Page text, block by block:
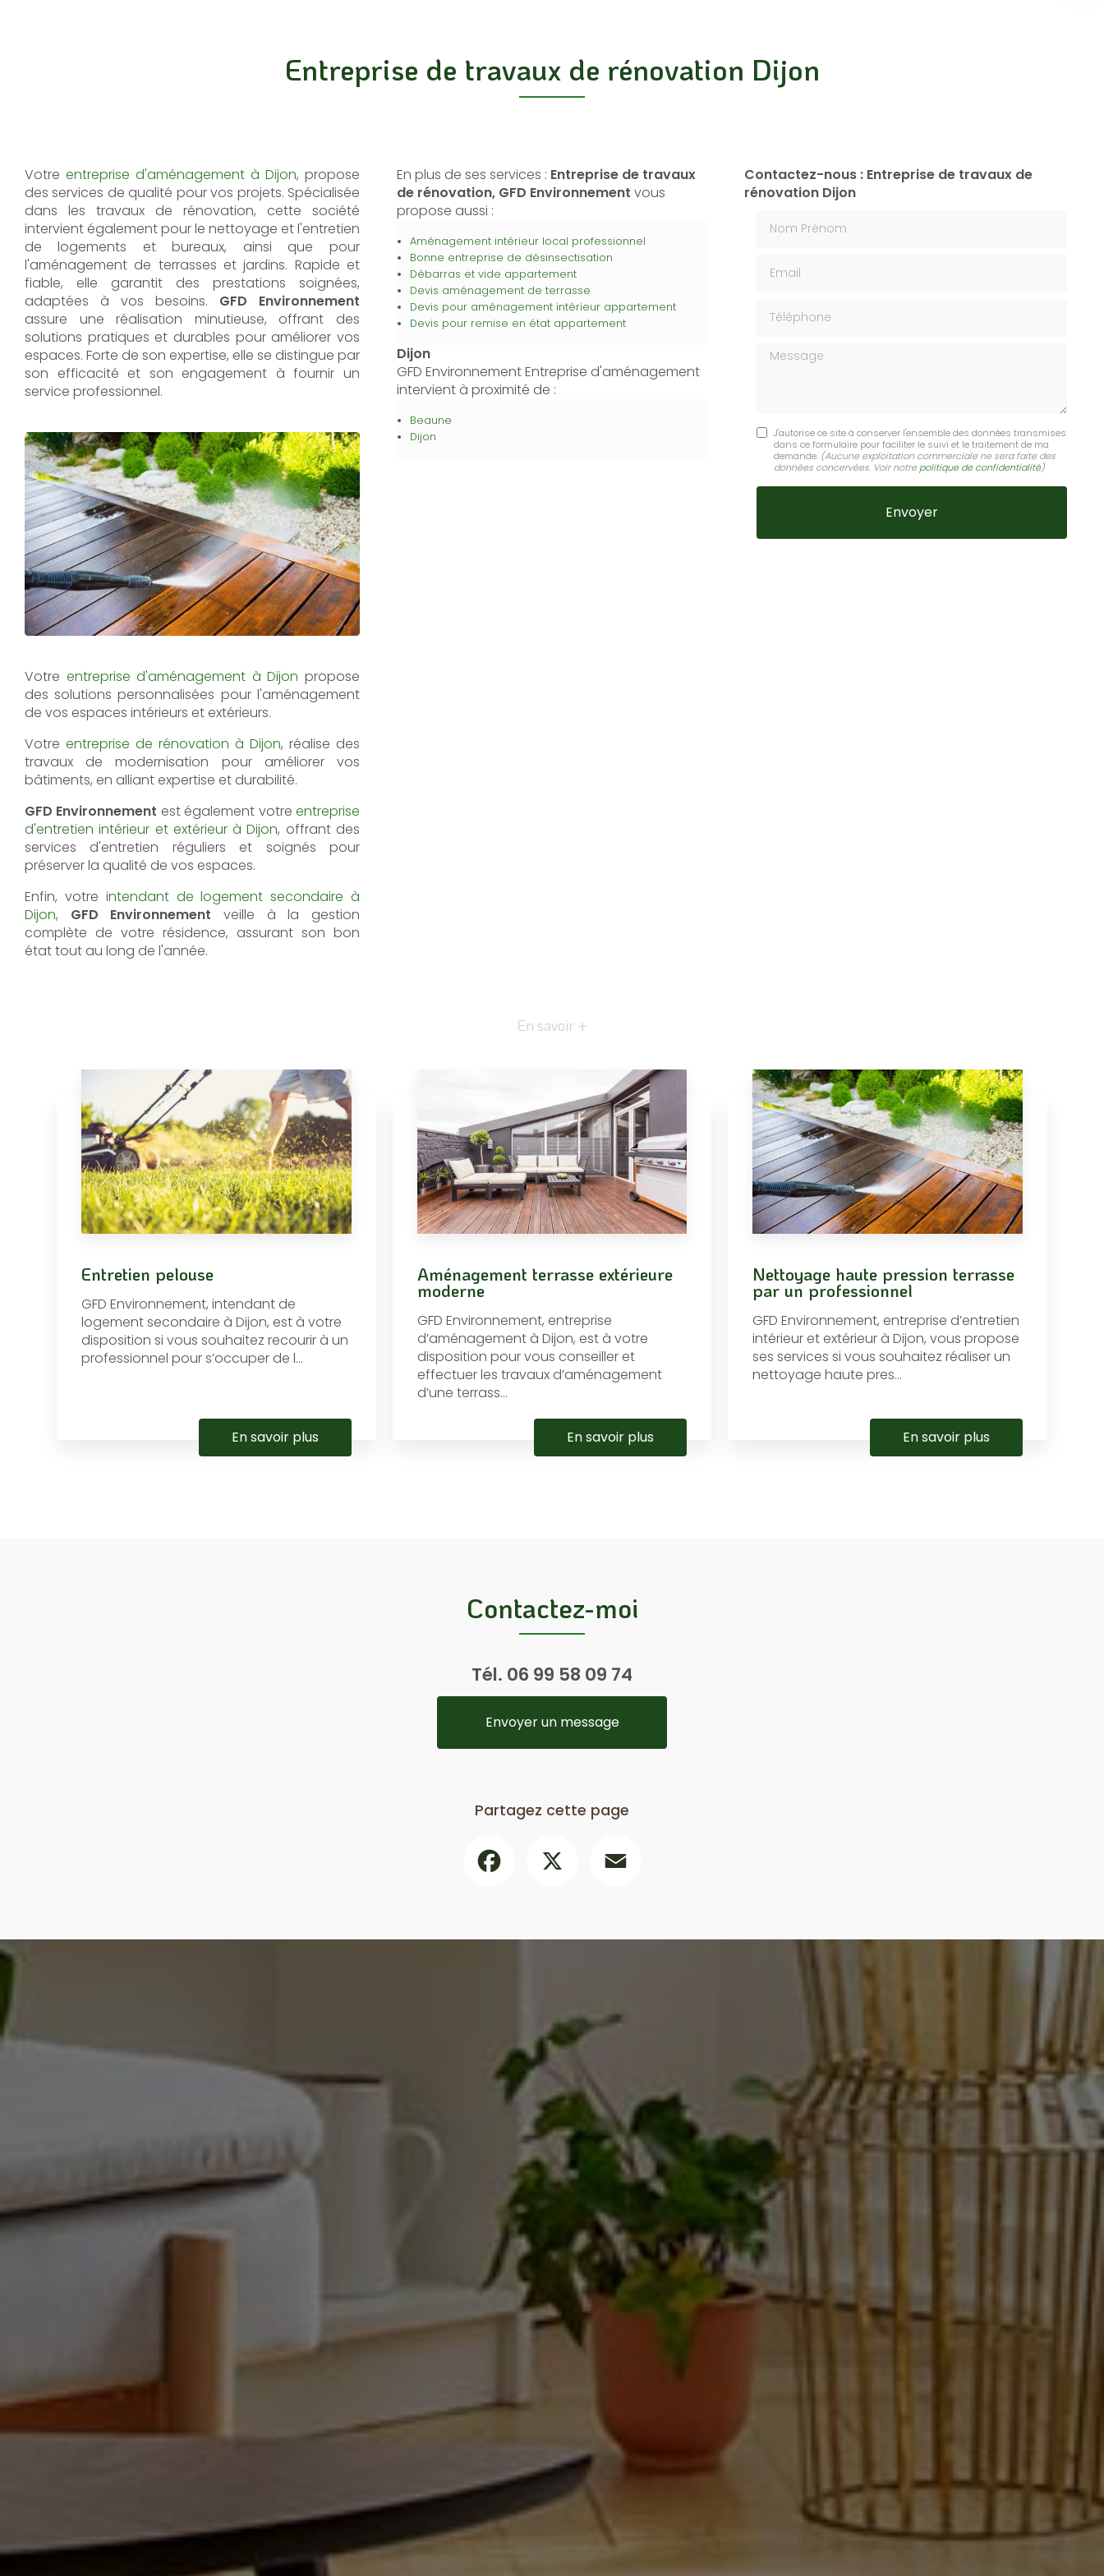
Entreprise de travaux de rénovation Dijon
Votre entreprise d'aménagement à Dijon, propose
des services de qualité pour vos projets. Spécialisée
dans les travaux de rénovation, cette société
intervient également pour le nettoyage et l'entretien
de logements et bureaux, ainsi que pour
l'aménagement de terrasses et jardins. Rapide et
fiable, elle garantit des prestations soignées,
adaptées à vos besoins. GFD Environnement
assure une réalisation minutieuse, offrant des
solutions pratiques et durables pour améliorer vos
espaces. Forte de son expertise, elle se distingue par
son efficacité et son engagement à fournir un
service professionnel.
Votre entreprise d'aménagement à Dijon propose
des solutions personnalisées pour l'aménagement
de vos espaces intérieurs et extérieurs.
Votre entreprise de rénovation à Dijon, réalise des
travaux de modernisation pour améliorer vos
bâtiments, en alliant expertise et durabilité.
GFD Environnement est également votre entreprise
d'entretien intérieur et extérieur à Dijon, offrant des
services d'entretien réguliers et soignés pour
préserver la qualité de vos espaces.
Enfin, votre intendant de logement secondaire à
Dijon, GFD Environnement veille à la gestion
complète de votre résidence, assurant son bon
état tout au long de l'année.
En plus de ses services : Entreprise de travaux
de rénovation, GFD Environnement vous
propose aussi :
Aménagement intérieur local professionnel
Bonne entreprise de désinsectisation
Débarras et vide appartement
Devis aménagement de terrasse
Devis pour aménagement intérieur appartement
Devis pour remise en état appartement
Dijon
GFD Environnement Entreprise d'aménagement
intervient à proximité de :
Beaune
Dijon
Contactez-nous : Entreprise de travaux de
rénovation Dijon
Message
J'autorise ce site à conserver l'ensemble des données transmises
dans ce formulaire pour faciliter le suivi et le traitement de ma
demande. (Aucune exploitation commerciale ne sera faite des
données concervées. Voir notre politique de confidentialité)
En savoir +
Entretien pelouse
GFD Environnement, intendant de
logement secondaire à Dijon, est à votre
disposition si vous souhaitez recourir à un
professionnel pour s’occuper de l...
En savoir plus
Aménagement terrasse extérieure
moderne
GFD Environnement, entreprise
d’aménagement à Dijon, est à votre
disposition pour vous conseiller et
effectuer les travaux d’aménagement
d’une terrass...
En savoir plus
Nettoyage haute pression terrasse
par un professionnel
GFD Environnement, entreprise d’entretien
intérieur et extérieur à Dijon, vous propose
ses services si vous souhaitez réaliser un
nettoyage haute pres...
En savoir plus
Contactez-moi
Tél. 06 99 58 09 74
Envoyer un message
Partagez cette page